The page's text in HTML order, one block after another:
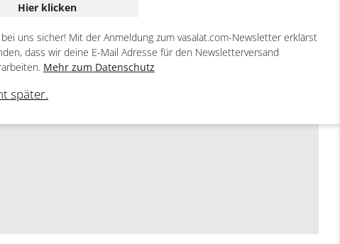
Hier klicken
uns sicher! Mit der Anmeldung zum vasalat.com-Newsletter erklärst
dass wir deine E-Mail Adresse für den Newsletterversand
Mehr zum Datenschutz
später.